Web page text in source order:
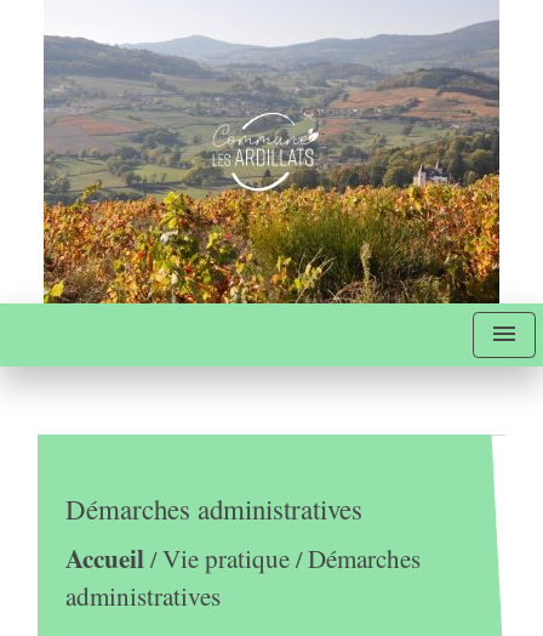
menu
Démarches administratives
Accueil/Vie pratique/Démarches
administratives